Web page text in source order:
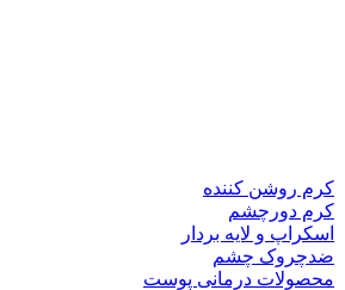
کرم روشن کننده
کرم دورچشم
اسکراپ و لایه بردار
ضدچروک چشم
محصولات درمانی پوست